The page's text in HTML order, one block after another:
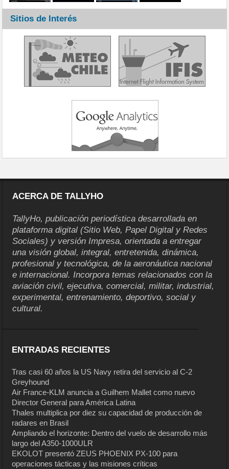
Sitios de Interés
ACERCA DE TALLYHO
TallyHo, publicación periodística desarrollada en
plataforma digital (Sitio Web, Papel Digital y Redes
Sociales) y versión Impresa, orientada a entregar
una visión global, integral, entretenida, dinámica,
profesional y tecnológica, de la aeronáutica nacional
e internacional. Incorpora temas relacionados con la
aviación civil, ejecutiva, comercial, militar, industrial,
experimental, entrenamiento, deportivo, social y
cultural.
ENTRADAS RECIENTES
Tras casi 60 años la US Navy retira del servicio al C-2
Greyhound
Air France-KLM anuncia a Guilhem Mallet como nuevo
Director General para América Latina
Thales multiplica por diez su capacidad de producción de
radares en Brasil
Ampliando el horizonte: Dentro del vuelo de desarrollo más
largo del A350-1000ULR
EKOLOT presentó ZEUS PHOENIX PX-100 para
operaciones tácticas y las misiones críticas